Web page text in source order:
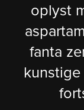
oplyst
fanta